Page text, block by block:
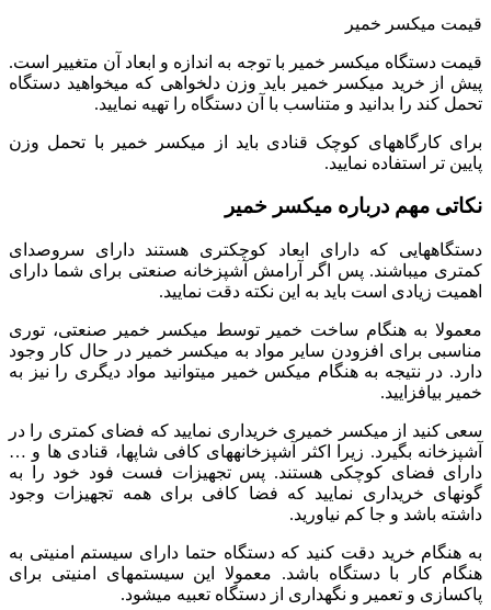
قیمت میکسر خمیر
قیمت دستگاه میکسر خمیر با توجه به اندازه و ابعاد آن متغییر است.
پیش از خرید میکسر خمیر باید وزن دلخواهی که میخواهید دستگاه
تحمل کند را بدانید و متناسب با آن دستگاه را تهیه نمایید.
برای کارگاه‎های کوچک قنادی باید از میکسر خمیر با تحمل وزن
پایین تر استفاده نمایید.
نکاتی مهم درباره میکسر خمیر
دستگاه‏هایی که دارای ابعاد کوچکتری هستند دارای سروصدای
کمتری میباشند. پس اگر آرامش آشپزخانه صنعتی برای شما دارای
اهمیت زیادی است باید به این نکته دقت نمایید.
معمولا به هنگام ساخت خمیر توسط میکسر خمیر صنعتی، توری
مناسبی برای افزودن سایر مواد به میکسر خمیر در حال کار وجود
دارد. در نتیجه به هنگام میکس خمیر میتوانید مواد دیگری را نیز به
خمیر بیافزایید.
سعی کنید از میکسر خمیری خریداری نمایید که فضای کمتری را در
آشپزخانه بگیرد. زیرا اکثر آشپزخانه‏های کافی شاپ‎ها، قنادی ها و …
دارای فضای کوچکی هستند. پس تجهیزات فست فود خود را به
گونه‎ای خریداری نمایید که فضا کافی برای همه تجهیزات وجود
داشته باشد و جا کم نیاورید.
به هنگام خرید دقت کنید که دستگاه حتما دارای سیستم امنیتی به
هنگام کار با دستگاه باشد. معمولا این سیستم‎های امنیتی برای
پاکسازی و تعمیر و نگهداری از دستگاه تعبیه میشود.